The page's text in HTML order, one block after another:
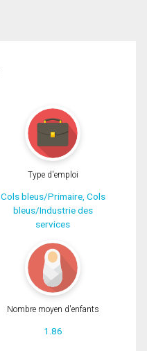
Type d'emploi
Cols bleus/Primaire, Cols
bleus/Industrie des
services
Nombre moyen d'enfants
1.86